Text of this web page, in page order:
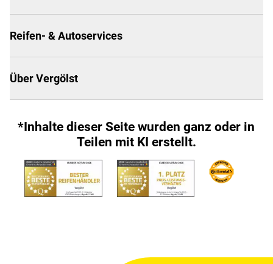
Reifen- & Autoservices
Über Vergölst
*Inhalte dieser Seite wurden ganz oder in
Teilen mit KI erstellt.